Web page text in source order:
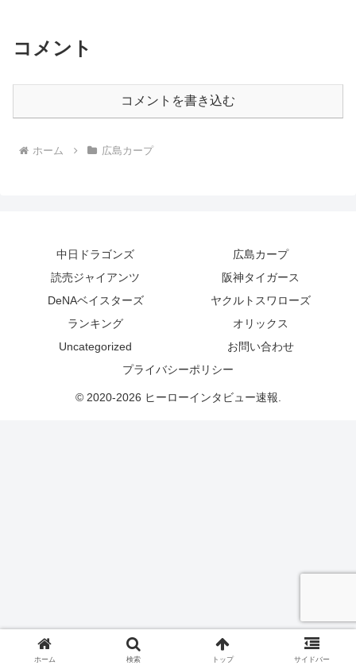
コメント
コメントを書き込む
ホーム 広島カープ
中日ドラゴンズ
広島カープ
読売ジャイアンツ
阪神タイガース
DeNAベイスターズ
ヤクルトスワローズ
ランキング
オリックス
Uncategorized
お問い合わせ
プライバシーポリシー
© 2020-2026 ヒーローインタビュー速報.
ホーム 検索 トップ サイドバー